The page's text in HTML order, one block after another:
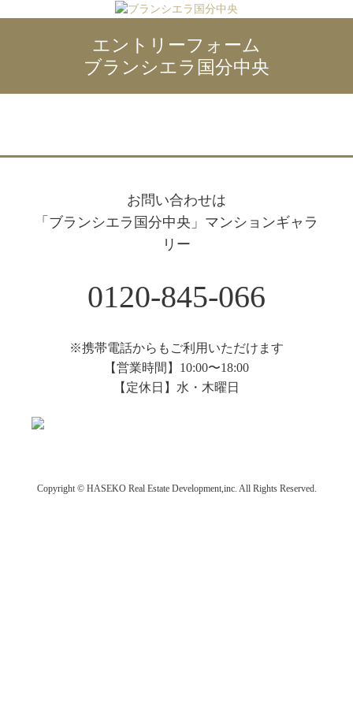
エントリーフォーム
ブランシエラ国分中央
お問い合わせは
「ブランシエラ国分中央」マンションギャラ
リー
0120-845-066
※携帯電話からもご利⽤いただけます
【営業時間】10:00〜18:00
【定休日】水・木曜日
Copyright © HASEKO Real Estate Development,inc. All Rights Reserved.